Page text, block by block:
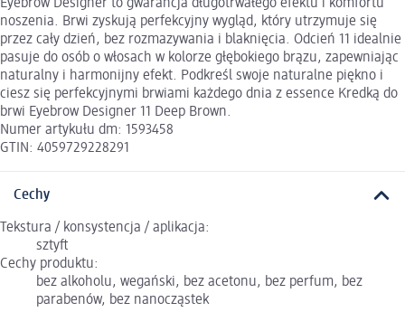
Eyebrow Designer to gwarancja długotrwałego efektu i komfortu
noszenia. Brwi zyskują perfekcyjny wygląd, który utrzymuje się
przez cały dzień, bez rozmazywania i blaknięcia. Odcień 11 idealnie
pasuje do osób o włosach w kolorze głębokiego brązu, zapewniając
naturalny i harmonijny efekt. Podkreśl swoje naturalne piękno i
ciesz się perfekcyjnymi brwiami każdego dnia z essence Kredką do
brwi Eyebrow Designer 11 Deep Brown.
Numer artykułu dm: 1593458
GTIN: 4059729228291
Cechy
Tekstura / konsystencja / aplikacja:
sztyft
Cechy produktu:
bez alkoholu, wegański, bez acetonu, bez perfum, bez
parabenów, bez nanocząstek